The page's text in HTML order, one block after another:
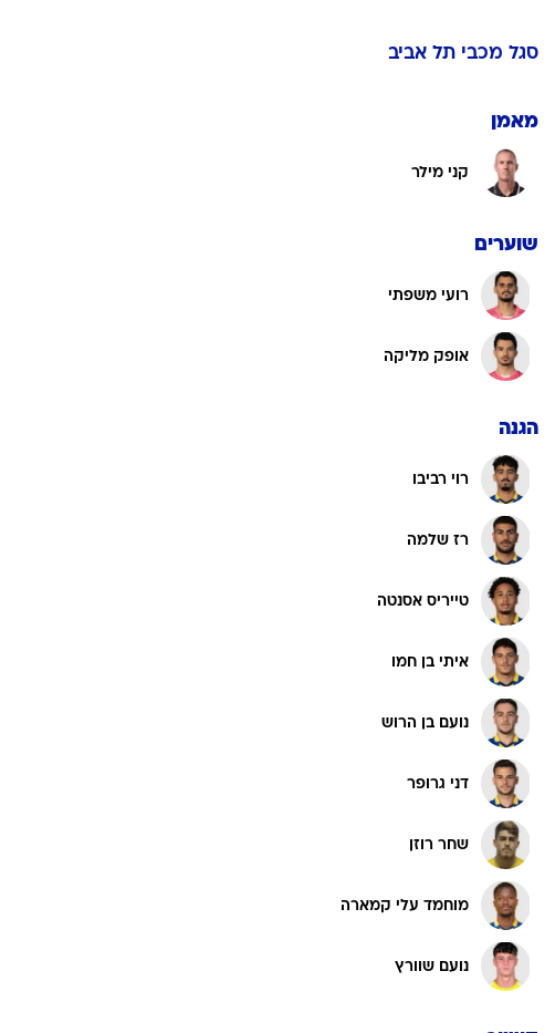
אליפות אפריקה 2015
סגל מכבי תל אביב
מאמן
קני מילר
שוערים
רועי משפתי
אופק מליקה
הגנה
רוי רביבו
רז שלמה
טייריס אסנטה
איתי בן חמו
נועם בן הרוש
דני גרופר
שחר רוזן
מוחמד עלי קמארה
נועם שוורץ